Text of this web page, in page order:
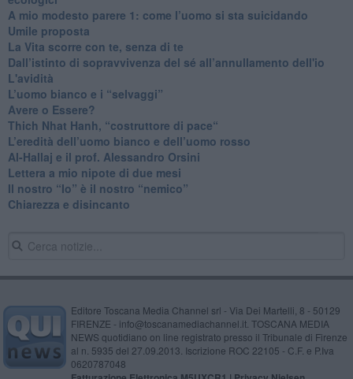
​A mio modesto parere 1: come l’uomo si sta suicidando
​Umile proposta
​La Vita scorre con te, senza di te
​Dall’istinto di sopravvivenza del sé all’annullamento dell'io
L'avidità
​L’uomo bianco e i “selvaggi”
​Avere o Essere?
​Thich Nhat Hanh, “costruttore di pace“
​L’eredità dell’uomo bianco e dell’uomo rosso
Al-Hallaj e il prof. Alessandro Orsini
​Lettera a mio nipote di due mesi
​Il nostro “Io” è il nostro “nemico”
​Chiarezza e disincanto
Editore Toscana Media Channel srl - Via Dei Martelli, 8 - 50129
FIRENZE - info@toscanamediachannel.it. TOSCANA MEDIA
NEWS quotidiano on line registrato presso il Tribunale di Firenze
al n. 5935 del 27.09.2013. Iscrizione ROC 22105 - C.F. e P.Iva
0620787048